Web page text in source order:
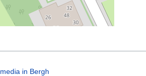
media in Bergh